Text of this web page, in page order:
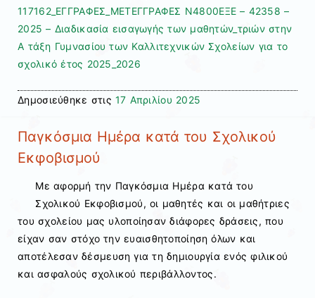
117162_ΕΓΓΡΑΦΕΣ_ΜΕΤΕΓΓΡΑΦΕΣ Ν4800ΕΞΕ – 42358 –
2025 – Διαδικασία εισαγωγής των μαθητών_τριών στην
Α τάξη Γυμνασίου των Καλλιτεχνικών Σχολείων για το
σχολικό έτος 2025_2026
Δημοσιεύθηκε στις 17 Απριλίου 2025
Παγκόσμια Ημέρα κατά του Σχολικού
Εκφοβισμού
Με αφορμή την Παγκόσμια Ημέρα κατά του
Σχολικού Εκφοβισμού, οι μαθητές και οι μαθήτριες
του σχολείου μας υλοποίησαν διάφορες δράσεις, που
είχαν σαν στόχο την ευαισθητοποίηση όλων και
αποτέλεσαν δέσμευση για τη δημιουργία ενός φιλικού
και ασφαλούς σχολικού περιβάλλοντος.